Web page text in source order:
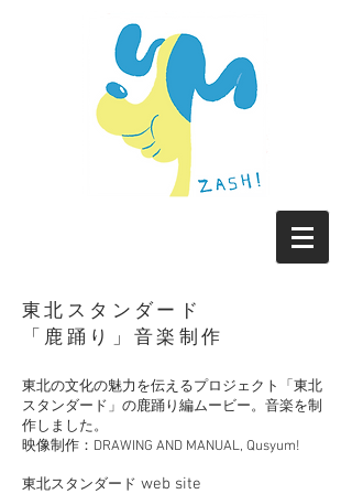
東北スタンダード
​「鹿踊り」音楽制作
東北の文化の魅力を伝えるプロジェクト「東北
スタンダード」の鹿踊り編ムービー。音楽を制
作しました。
​映像制作：DRAWING AND MANUAL, Qusyum!
東北スタンダード web site